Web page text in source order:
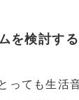
を検討する
っても生活